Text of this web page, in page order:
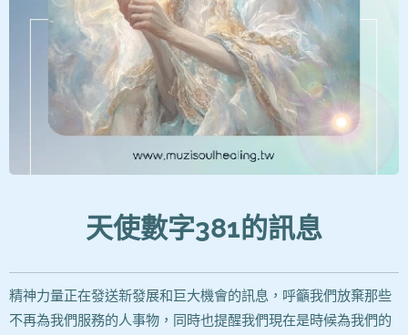
天使數字381的訊息
精神力量正在發送新發展和巨大機會的訊息，呼籲我們放棄那些
不再為我們服務的人事物，同時也提醒我們現在是時候為我們的